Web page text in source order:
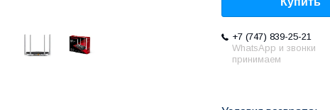
+7 (747) 839-25-21
WhatsApp и звонки
принимаем